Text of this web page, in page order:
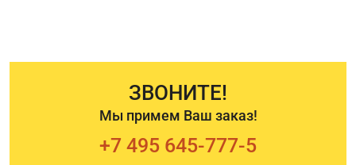
ЗВОНИТЕ!
Мы примем Ваш заказ!
+7 495 645-777-5